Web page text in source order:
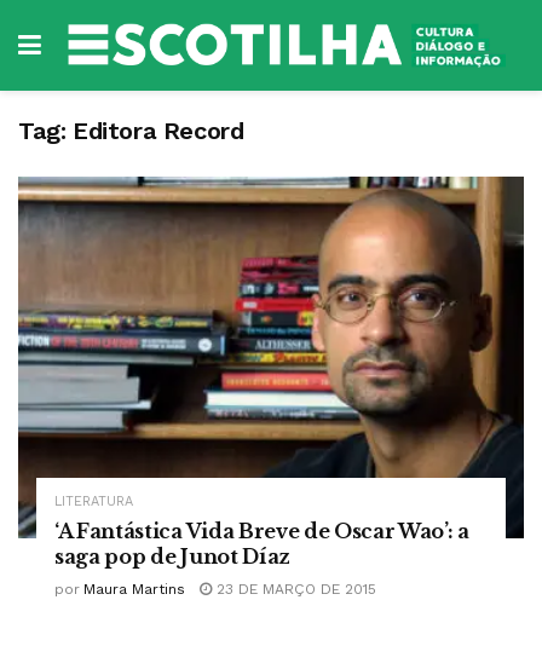
Tag: Editora Record
LITERATURA
‘A Fantástica Vida Breve de Oscar Wao’: a
saga pop de Junot Díaz
por Maura Martins 23 DE MARÇO DE 2015